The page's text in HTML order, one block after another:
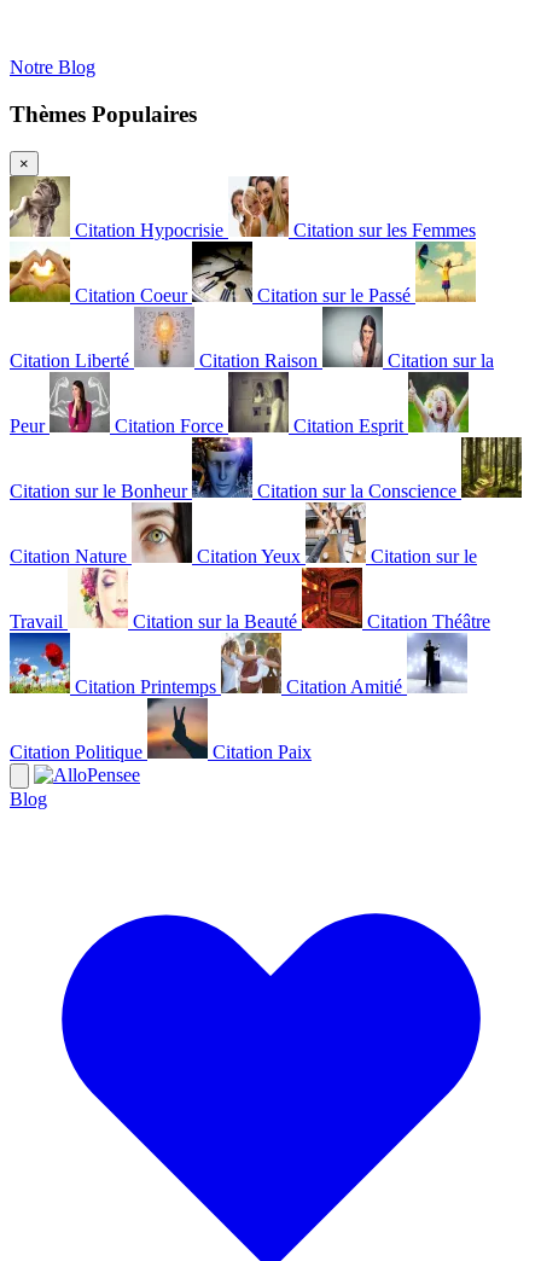
Notre Blog
Thèmes Populaires
×
Citation Hypocrisie Citation sur les Femmes
Citation Coeur Citation sur le Passé
Citation Liberté Citation Raison Citation sur la
Peur Citation Force Citation Esprit
Citation sur le Bonheur Citation sur la Conscience
Citation Nature Citation Yeux Citation sur le
Travail Citation sur la Beauté Citation Théâtre
Citation Printemps Citation Amitié
Citation Politique Citation Paix
Blog